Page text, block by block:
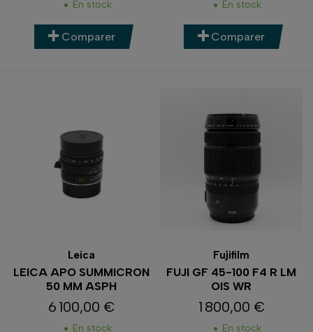
En stock
Comparer
En stock
Comparer
Leica
LEICA APO SUMMICRON
50 MM ASPH
Prix
6 100,00 €
En stock
Fujifilm
FUJI GF 45-100 F4 R LM
OIS WR
Prix
1 800,00 €
En stock